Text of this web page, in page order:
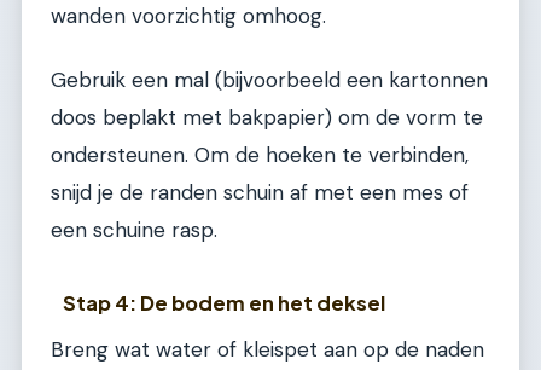
wanden voorzichtig omhoog.
Gebruik een mal (bijvoorbeeld een kartonnen
doos beplakt met bakpapier) om de vorm te
ondersteunen. Om de hoeken te verbinden,
snijd je de randen schuin af met een mes of
een schuine rasp.
Stap 4: De bodem en het deksel
Breng wat water of kleispet aan op de naden